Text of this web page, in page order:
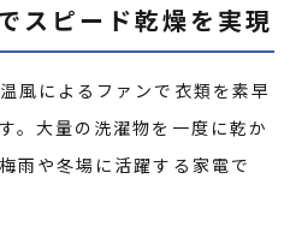
スピード乾燥を実現
風によるファンで衣類を素早
。大量の洗濯物を一度に乾か
雨や冬場に活躍する家電で